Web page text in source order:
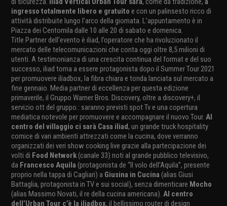
ingresso totalmente libero e gratuito e con un palinsesto ricco di
attività distribuite lungo l’arco della giornata. L’appuntamento è in
Piazza dei Centomila dalle 10 alle 20 di sabato e domenica.
Title Partner dell’evento è iliad, l’operatore che ha rivoluzionato il
mercato delle telecomunicazioni che conta oggi oltre 8,5 milioni di
utenti. A testimonianza di una crescita continua del format e del suo
successo, iliad torna a essere protagonista dopo il Summer Tour 2021
per promuovere iliadbox, la fibra chiara e tonda lanciata sul mercato a
fine gennaio. Media partner di eccellenza per questa edizione
primaverile, il Gruppo Warner Bros. Discovery, oltre a discovery+, il
servizio ott del gruppo.: saranno previsti spot Tv e una copertura
mediatica notevole per promuovere e accompagnare il nuovo Tour. Al
centro del villaggio ci sarà Casa iliad, un grande truck hospitality
cornice di vari ambienti attrezzati come la cucina, dove verranno
organizzati dei veri show cooking live grazie alla partecipazione dei
volti di Food Network(canale 33) noti al grande pubblico televisivo,
da Francesco Aquila (protagonista de “Il volo dell’Aquila”, presente
proprio nella tappa di Cagliari) a Giusina in Cucina (alias Giusi
Battaglia, protagonista in TV e sui social), senza dimenticare Mocho
(alias Massimo Novati, il re della cucina americana). Al centro
dell’Urban Tour c’è la iliadbox, il bellissimo router di design